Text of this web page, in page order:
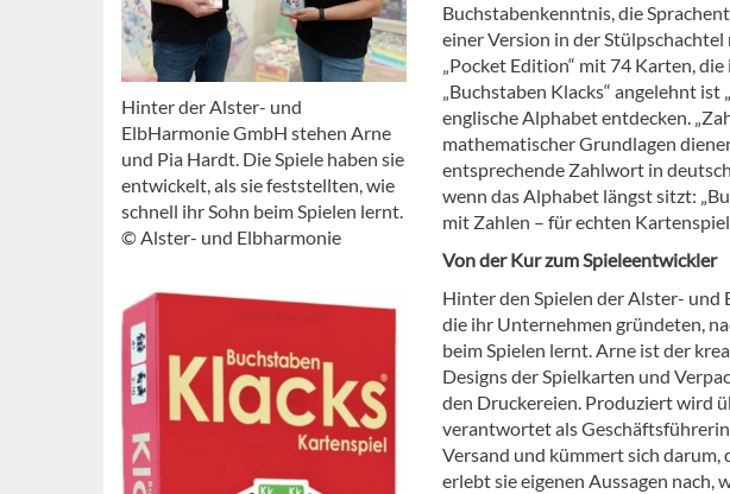
Hinter der Alster- und
ElbHarmonie GmbH stehen Arne
und Pia Hardt. Die Spiele haben sie
entwickelt, als sie feststellten, wie
schnell ihr Sohn beim Spielen lernt.
© Alster- und Elbharmonie
Buchstabenkenntnis, die
einer Version in der
„Pocket Edition“ mit 74 Karten,
„Buchstaben Klacks“ angelehnt ist
englische Alphabet entdecken.
mathematischer Grundlagen
entsprechende Zahlwort in
wenn das Alphabet längst sitzt:
mit Zahlen – für echten
Von der Kur zum Spieleentwickler
Hinter den Spielen der Alster- und
die ihr Unternehmen gründeten,
beim Spielen lernt. Arne ist der
Designs der Spielkarten und
den Druckereien. Produziert wird
verantwortet als
Versand und kümmert sich darum,
erlebt sie eigenen Aussagen nach,